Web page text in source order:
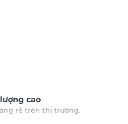
cao
rẻ trên thị trường.